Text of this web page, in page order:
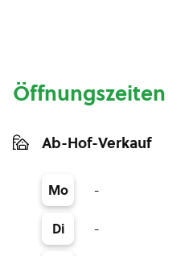
Öffnungszeiten
Ab-Hof-Verkauf
Mo -
Di -